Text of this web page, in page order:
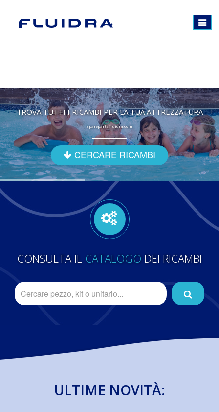
Toggle
TROVA TUTTI I RICAMBI PER LA TUA ATTREZZATURA
spareparts.fluidra.com
CERCARE RICAMBI
CONSULTA IL CATALOGO DEI RICAMBI
ULTIME NOVITÀ: